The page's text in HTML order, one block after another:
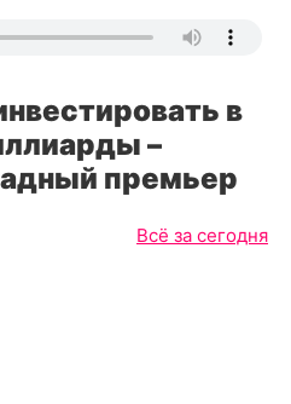
в
–
премьер
Всё за сегодня